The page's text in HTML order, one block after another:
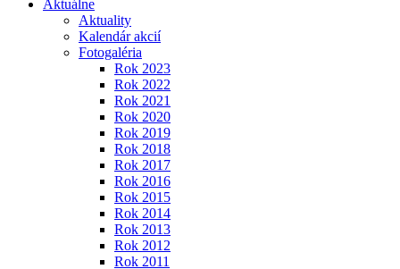
Aktuálne
Aktuality
Kalendár akcií
Fotogaléria
Rok 2023
Rok 2022
Rok 2021
Rok 2020
Rok 2019
Rok 2018
Rok 2017
Rok 2016
Rok 2015
Rok 2014
Rok 2013
Rok 2012
Rok 2011